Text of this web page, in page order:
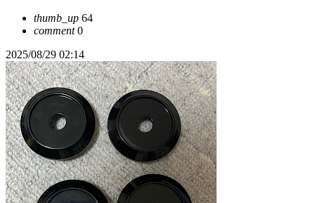
thumb_up 64
comment0
2025/08/29 02:14